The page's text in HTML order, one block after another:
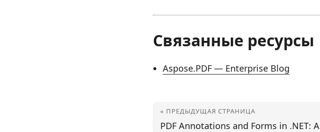
Связанные ресурсы
Aspose.PDF — Enterprise Blog
« ПРЕДЫДУЩАЯ СТРАНИЦА
PDF Annotations and Forms in .NET: A